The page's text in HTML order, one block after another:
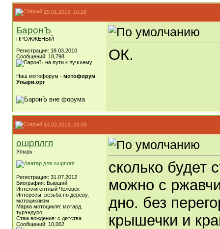
19.01.2013, 10:28
БаронЪ
ПРОЖЖЁНЫЙ
Регистрация: 18.03.2010
Сообщений: 18,798
Наш мотофорум - мотофорум
Упыри.орг
ОК.
14.02.2013, 23:09
ошрплгп
Упырь
Регистрация: 31.07.2012
Биография: Бывший
Интеллигентный Человек
Интересы: резьба по дереву,
мотоциклизм
Марка мотоцикля: мотард,
турэндуро.
Стаж вождения: с детства
Сообщений: 10,002
сколько будет
можно с
дно. без
крышечки и